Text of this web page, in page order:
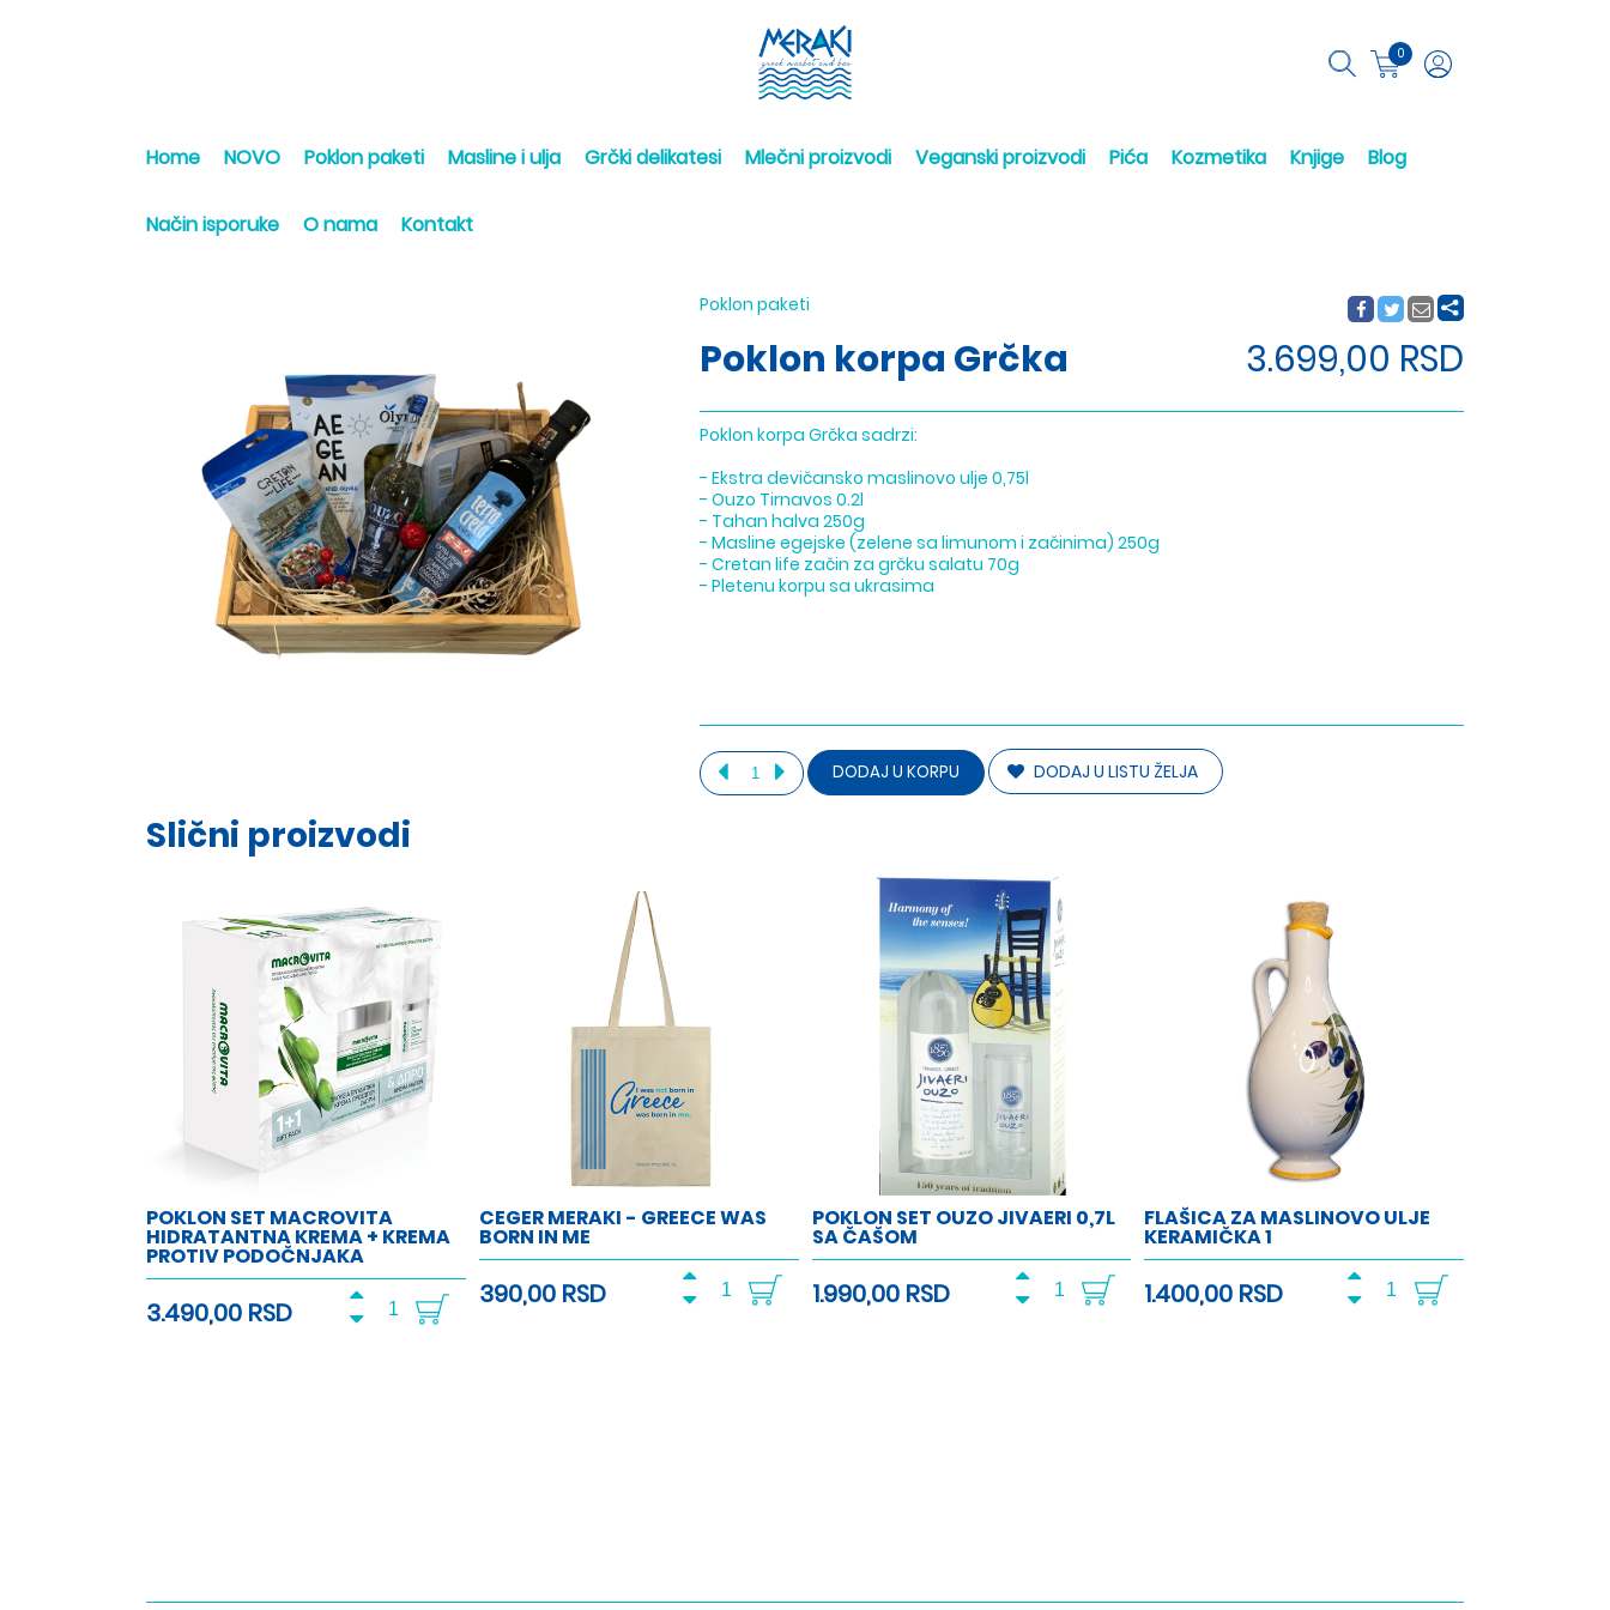
0
Home NOVO Poklon paketi Masline i ulja Grčki delikatesi Mlečni proizvodi Veganski proizvodi Pića Kozmetika Knjige Blog
Način isporuke O nama Kontakt
Poklon paketi
Poklon korpa Grčka 3.699,00 RSD
Poklon korpa Grčka sadrzi:
- Ekstra devičansko maslinovo ulje 0,75l
- Ouzo Tirnavos 0.2l
- Tahan halva 250g
- Masline egejske (zelene sa limunom i začinima) 250g
- Cretan life začin za grčku salatu 70g
- Pletenu korpu sa ukrasima
DODAJ U KORPU DODAJ U LISTU ŽELJA
Slični proizvodi
POKLON SET MACROVITA
HIDRATANTNA KREMA + KREMA
PROTIV PODOČNJAKA
3.490,00 RSD
CEGER MERAKI - GREECE WAS
BORN IN ME
390,00 RSD
POKLON SET OUZO JIVAERI 0,7L
SA ČAŠOM
1.990,00 RSD
FLAŠICA ZA MASLINOVO ULJE
KERAMIČKA 1
1.400,00 RSD